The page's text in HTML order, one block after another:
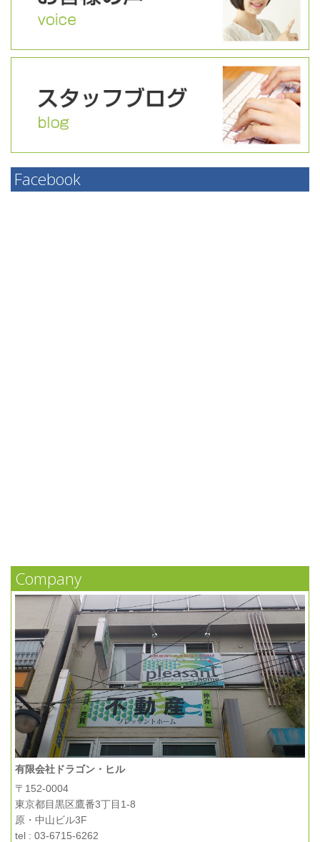
Facebook
Company
有限会社ドラゴン・ヒル
〒152-0004
東京都目黒区鷹番3丁目1-8
原・中山ビル3F
tel : 03-6715-6262